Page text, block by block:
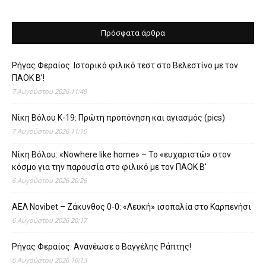
Πρόσφατα άρθρα
Ρήγας Φεραίος: Ιστορικό φιλικό τεστ στο Βελεστίνο με τον
ΠΑΟΚ Β’!
7 Αυγούστου 2026 11:49
Νίκη Βόλου Κ-19: Πρώτη προπόνηση και αγιασμός (pics)
7 Αυγούστου 2026 11:10
Νίκη Βόλου: «Nowhere like home» – Το «ευχαριστώ» στον
κόσμο για την παρουσία στο φιλικό με τον ΠΑΟΚ Β’
6 Αυγούστου 2026 20:26
ΑΕΛ Novibet – Ζάκυνθος 0-0: «Λευκή» ισοπαλία στο Καρπενήσι
6 Αυγούστου 2026 20:17
Ρήγας Φεραίος: Ανανέωσε ο Βαγγέλης Ράπτης!
6 Αυγούστου 2026 16:13